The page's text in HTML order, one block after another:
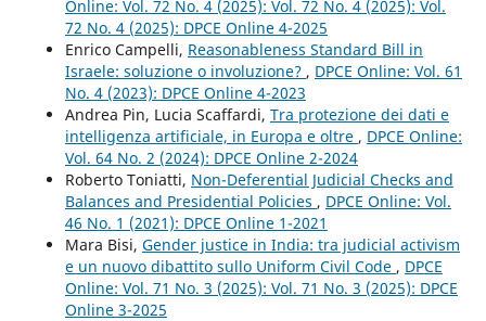
Online: Vol. 72 No. 4 (2025): Vol. 72 No. 4 (2025): Vol.
72 No. 4 (2025): DPCE Online 4-2025
Enrico Campelli, Reasonableness Standard Bill in
Israele: soluzione o involuzione? , DPCE Online: Vol. 61
No. 4 (2023): DPCE Online 4-2023
Andrea Pin, Lucia Scaffardi, Tra protezione dei dati e
intelligenza artificiale, in Europa e oltre , DPCE Online:
Vol. 64 No. 2 (2024): DPCE Online 2-2024
Roberto Toniatti, Non-Deferential Judicial Checks and
Balances and Presidential Policies , DPCE Online: Vol.
46 No. 1 (2021): DPCE Online 1-2021
Mara Bisi, Gender justice in India: tra judicial activism
e un nuovo dibattito sullo Uniform Civil Code , DPCE
Online: Vol. 71 No. 3 (2025): Vol. 71 No. 3 (2025): DPCE
Online 3-2025